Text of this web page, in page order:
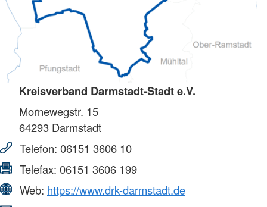
Kreisverband Darmstadt-Stadt e.V.
Mornewegstr. 15
64293 Darmstadt
Telefon: 06151 3606 10
Telefax: 06151 3606 199
Web: https://www.drk-darmstadt.de